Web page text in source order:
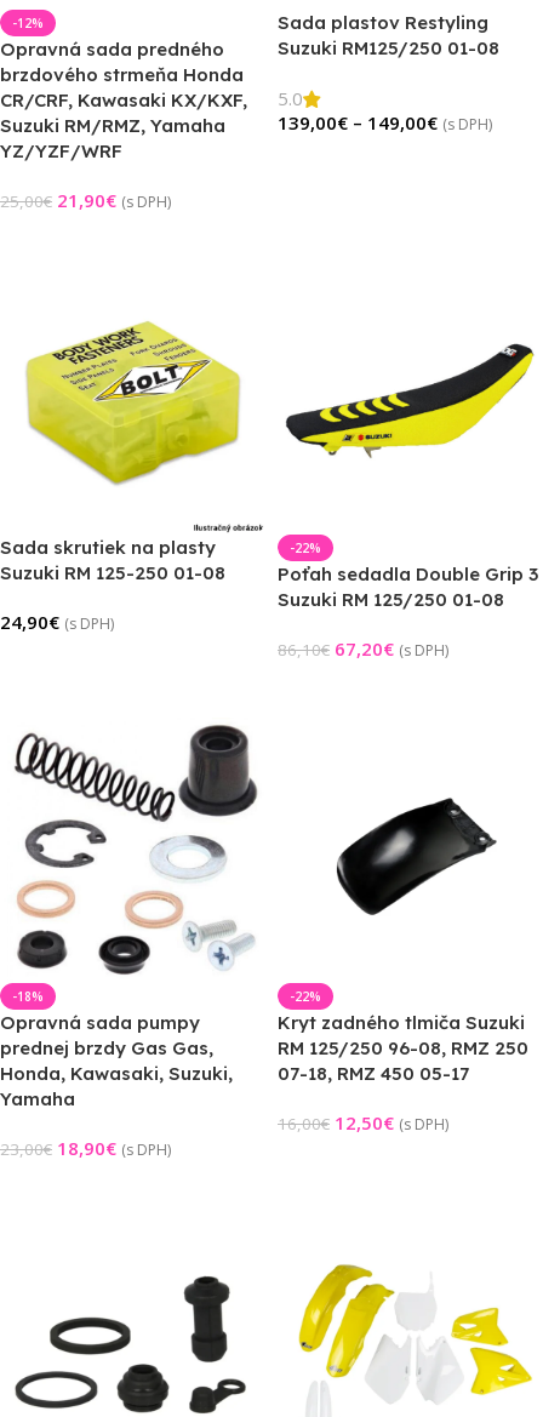
-12%
Opravná sada predného
brzdového strmeňa Honda
CR/CRF, Kawasaki KX/KXF,
Suzuki RM/RMZ, Yamaha
YZ/YZF/WRF
25,00€ 21,90€ (s DPH)
Sada plastov Restyling
Suzuki RM125/250 01-08
5.0
139,00€ – 149,00€ (s DPH)
Sada skrutiek na plasty
Suzuki RM 125-250 01-08
24,90€ (s DPH)
-22%
Poťah sedadla Double Grip 3
Suzuki RM 125/250 01-08
86,10€ 67,20€ (s DPH)
-18%
Opravná sada pumpy
prednej brzdy Gas Gas,
Honda, Kawasaki, Suzuki,
Yamaha
23,00€ 18,90€ (s DPH)
-22%
Kryt zadného tlmiča Suzuki
RM 125/250 96-08, RMZ 250
07-18, RMZ 450 05-17
16,00€ 12,50€ (s DPH)